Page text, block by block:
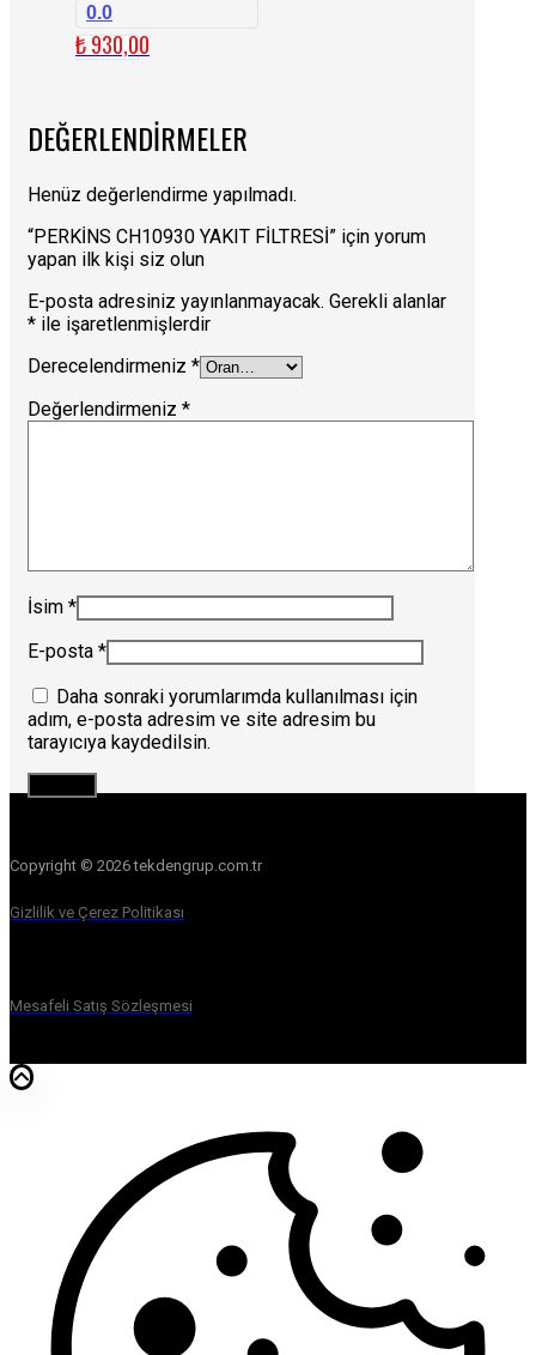
0.0
₺930,00
DEĞERLENDIRMELER
Henüz değerlendirme yapılmadı.
“PERKİNS CH10930 YAKIT FİLTRESİ” için yorum
yapan ilk kişi siz olun
E-posta adresiniz yayınlanmayacak. Gerekli alanlar
* ile işaretlenmişlerdir
Derecelendirmeniz *
Değerlendirmeniz *
İsim *
E-posta *
Daha sonraki yorumlarımda kullanılması için
adım, e-posta adresim ve site adresim bu
tarayıcıya kaydedilsin.
Copyright © 2026 tekdengrup.com.tr
Gizlilik ve Çerez Politikası
Mesafeli Satış Sözleşmesi